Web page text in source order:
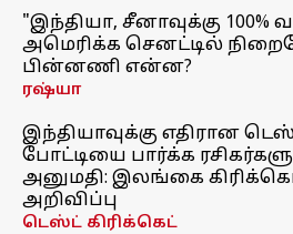
"இந்தியா, சீனாவுக்கு 100%
அமெரிக்க செனட்டில்
பின்னணி என்ன?
ரஷ்யா
இந்தியாவுக்கு எதிரான
போட்டியை பார்க்க
அனுமதி: இலங்கை
அறிவிப்பு
டெஸ்ட் கிரிக்கெட்